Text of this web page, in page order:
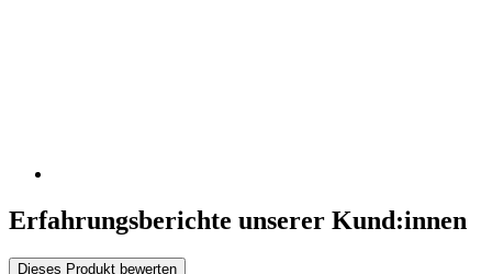
Erfahrungsberichte unserer Kund:innen
Dieses Produkt bewerten